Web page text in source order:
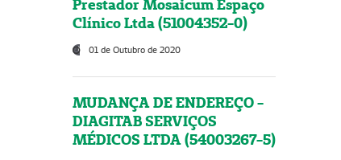
Prestador Mosaicum Espaço
Clínico Ltda (51004352-0)
01 de Outubro de 2020
MUDANÇA DE ENDEREÇO -
DIAGITAB SERVIÇOS
MÉDICOS LTDA (54003267-5)